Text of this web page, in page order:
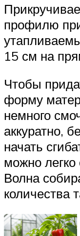
профилю
15 см на
Чтобы
форму
немного
аккуратно,
начать
можно легко
Волна
количества